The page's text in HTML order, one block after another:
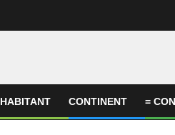
HABITANT CONTINENT =